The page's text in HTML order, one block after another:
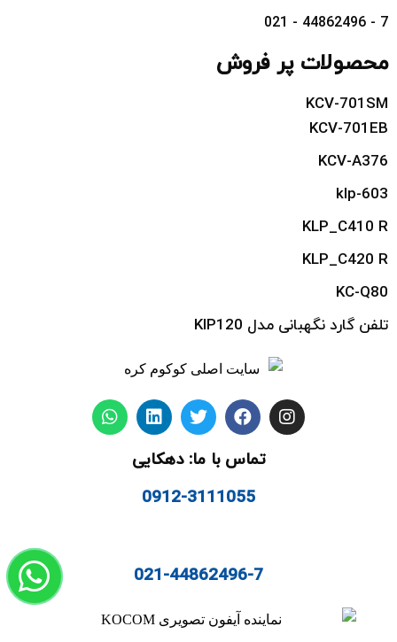
7 - 44862496 - 021
محصولات پر فروش
KCV-701SM
KCV-701EB
KCV-A376
klp-603
KLP_C410 R
KLP_C420 R
KC-Q80
تلفن گارد نگهبانی مدل KIP120
تماس با ما: دهکایی
0912-3111055
021-44862496-7